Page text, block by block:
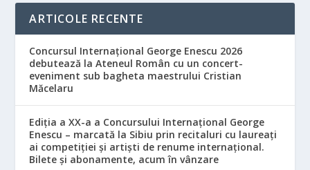
ARTICOLE RECENTE
Concursul Internațional George Enescu 2026
debutează la Ateneul Român cu un concert-
eveniment sub bagheta maestrului Cristian
Măcelaru
Ediția a XX-a a Concursului Internațional George
Enescu – marcată la Sibiu prin recitaluri cu laureați
ai competiției și artiști de renume internațional.
Bilete și abonamente, acum în vânzare